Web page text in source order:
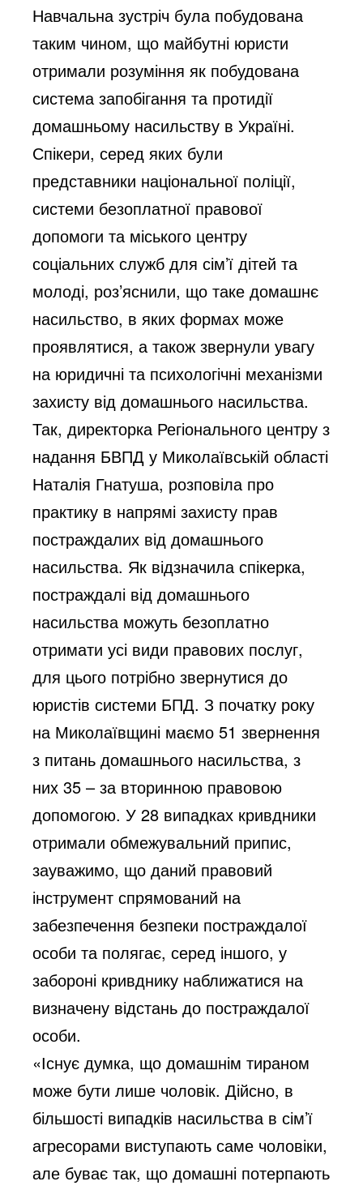
Навчальна зустріч була побудована
таким чином, що майбутні юристи
отримали розуміння як побудована
система запобігання та протидії
домашньому насильству в Україні.
Спікери, серед яких були
представники національної поліції,
системи безоплатної правової
допомоги та міського центру
соціальних служб для сім’ї дітей та
молоді, роз’яснили, що таке домашнє
насильство, в яких формах може
проявлятися, а також звернули увагу
на юридичні та психологічні механізми
захисту від домашнього насильства.
Так, директорка Регіонального центру з
надання БВПД у Миколаївській області
Наталія Гнатуша, розповіла про
практику в напрямі захисту прав
постраждалих від домашнього
насильства. Як відзначила спікерка,
постраждалі від домашнього
насильства можуть безоплатно
отримати усі види правових послуг,
для цього потрібно звернутися до
юристів системи БПД. З початку року
на Миколаївщині маємо 51 звернення
з питань домашнього насильства, з
них 35 – за вторинною правовою
допомогою. У 28 випадках кривдники
отримали обмежувальний припис,
зауважимо, що даний правовий
інструмент спрямований на
забезпечення безпеки постраждалої
особи та полягає, серед іншого, у
забороні кривднику наближатися на
визначену відстань до постраждалої
особи.
«Існує думка, що домашнім тираном
може бути лише чоловік. Дійсно, в
більшості випадків насильства в сім’ї
агресорами виступають саме чоловіки,
але буває так, що домашні потерпають